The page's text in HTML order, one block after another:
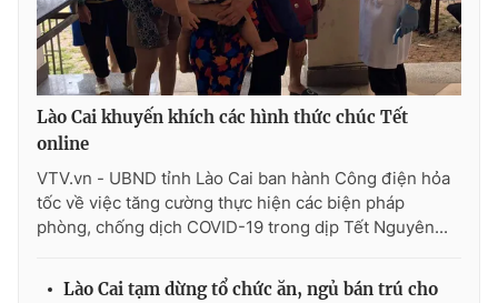
Lào Cai khuyến khích các hình thức chúc Tết
online
VTV.vn - UBND tỉnh Lào Cai ban hành Công điện hỏa
tốc về việc tăng cường thực hiện các biện pháp
phòng, chống dịch COVID-19 trong dịp Tết Nguyên...
Lào Cai tạm dừng tổ chức ăn, ngủ bán trú cho